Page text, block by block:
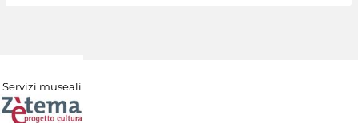
Servizi museali